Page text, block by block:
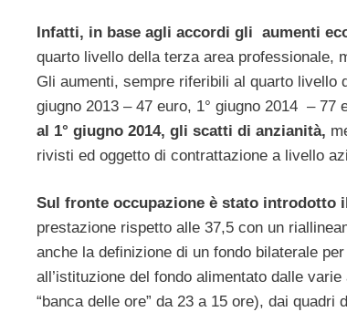
Infatti, in base agli accordi gli aumenti
quarto livello della terza area professionale,
Gli aumenti, sempre riferibili al quarto livello
giugno 2013 – 47 euro, 1° giugno 2014 – 77
al 1° giugno 2014, gli scatti di anzianità,
rivisti ed oggetto di contrattazione a livello
Sul fronte occupazione è stato introdotto
prestazione rispetto alle 37,5 con un
anche la definizione di un fondo bilaterale
all’istituzione del fondo alimentato dalle
“banca delle ore” da 23 a 15 ore), dai